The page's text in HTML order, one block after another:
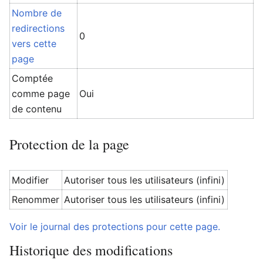
Nombre de
redirections
vers cette
page
0
Comptée
comme page
de contenu
Oui
Protection de la page
Modifier
Autoriser tous les utilisateurs (infini)
Renommer Autoriser tous les utilisateurs (infini)
Voir le journal des protections pour cette page.
Historique des modifications